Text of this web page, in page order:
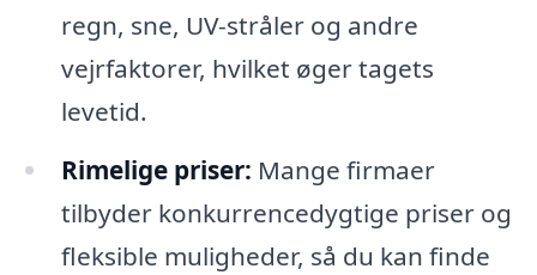
regn, sne, UV-stråler og andre
vejrfaktorer, hvilket øger tagets
levetid.
Rimelige priser: Mange firmaer
tilbyder konkurrencedygtige priser og
fleksible muligheder, så du kan finde